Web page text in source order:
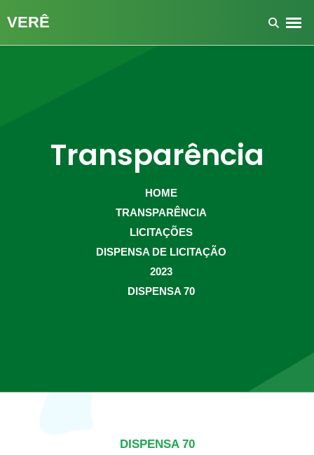
Transparência
HOME
TRANSPARÊNCIA
LICITAÇÕES
DISPENSA DE LICITAÇÃO
2023
DISPENSA 70
DISPENSA 70